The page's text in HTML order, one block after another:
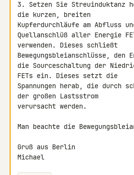
3. Setzen Sie Streuinduktanz
die kurzen, breiten
Kupferdurchläufe am Abfluss
Quellanschlüß aller Energie
verwenden. Dieses schließt
Bewegungsbleianschlüsse, den
die Sourceschaltung der
FETs ein. Dieses setzt die
Spannungen herab, die durch
der großen Lastsstrom
verursacht werden.
Man beachte die
Gruß aus Berlin
Michael